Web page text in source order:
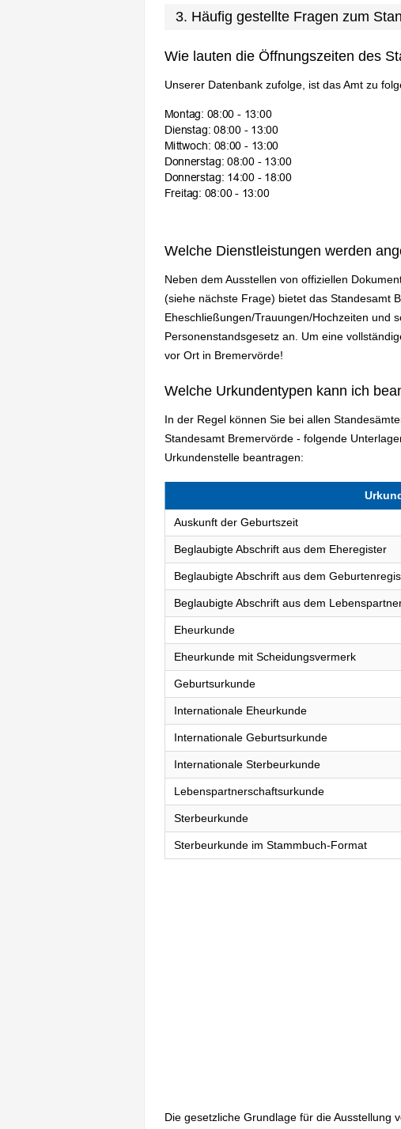
3. Häufig gestellte Fragen zum
Wie lauten die Öffnungszeiten des
Unserer Datenbank zufolge, ist das Amt zu
Welche Dienstleistungen werden
Neben dem Ausstellen von offiziellen
(siehe nächste Frage) bietet das Standesamt
Eheschließungen/Trauungen/Hochzeiten und
Personenstandsgesetz an. Um eine
vor Ort in Bremervörde!
Welche Urkundentypen kann ich
In der Regel können Sie bei allen
Standesamt Bremervörde - folgende
Urkundenstelle beantragen:
Auskunft der Geburtszeit
Beglaubigte Abschrift aus dem Eheregister
Beglaubigte Abschrift aus dem
Beglaubigte Abschrift aus dem
Eheurkunde
Eheurkunde mit Scheidungsvermerk
Geburtsurkunde
Internationale Eheurkunde
Internationale Geburtsurkunde
Internationale Sterbeurkunde
Lebenspartnerschaftsurkunde
Sterbeurkunde
Sterbeurkunde im Stammbuch-Format
Die gesetzliche Grundlage für die Ausstellung